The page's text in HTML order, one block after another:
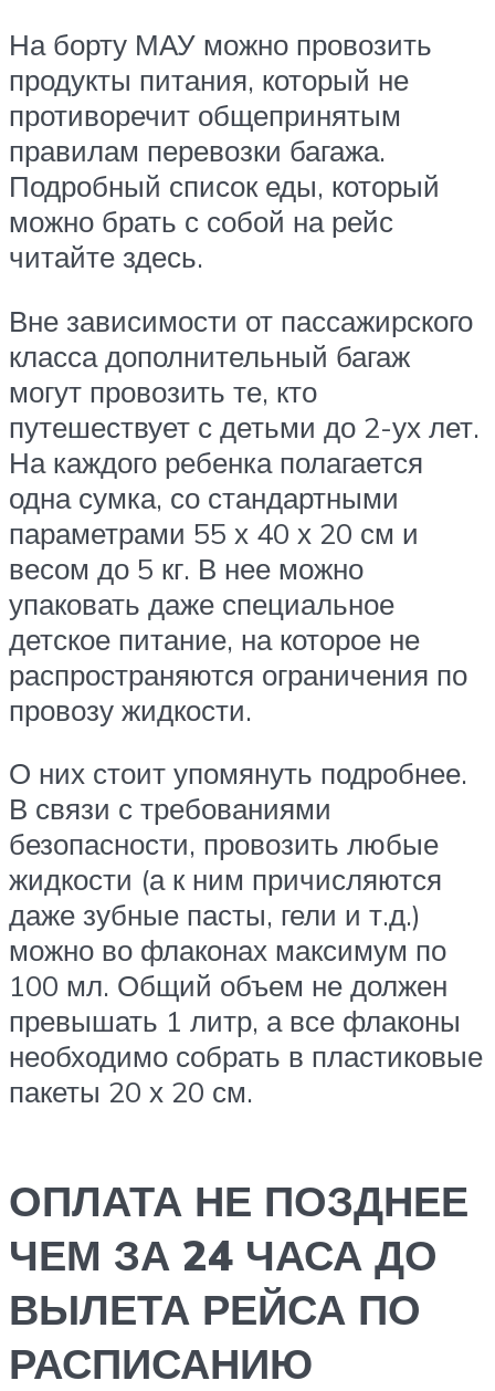
На борту МАУ можно провозить
продукты питания, который не
противоречит общепринятым
правилам перевозки багажа.
Подробный список еды, который
можно брать с собой на рейс
читайте здесь.
Вне зависимости от пассажирского
класса дополнительный багаж
могут провозить те, кто
путешествует с детьми до 2-ух лет.
На каждого ребенка полагается
одна сумка, со стандартными
параметрами 55 х 40 х 20 см и
весом до 5 кг. В нее можно
упаковать даже специальное
детское питание, на которое не
распространяются ограничения по
провозу жидкости.
О них стоит упомянуть подробнее.
В связи с требованиями
безопасности, провозить любые
жидкости (а к ним причисляются
даже зубные пасты, гели и т.д.)
можно во флаконах максимум по
100 мл. Общий объем не должен
превышать 1 литр, а все флаконы
необходимо собрать в пластиковые
пакеты 20 х 20 см.
ОПЛАТА НЕ ПОЗДНЕЕ
ЧЕМ ЗА 24 ЧАСА ДО
ВЫЛЕТА РЕЙСА ПО
РАСПИСАНИЮ